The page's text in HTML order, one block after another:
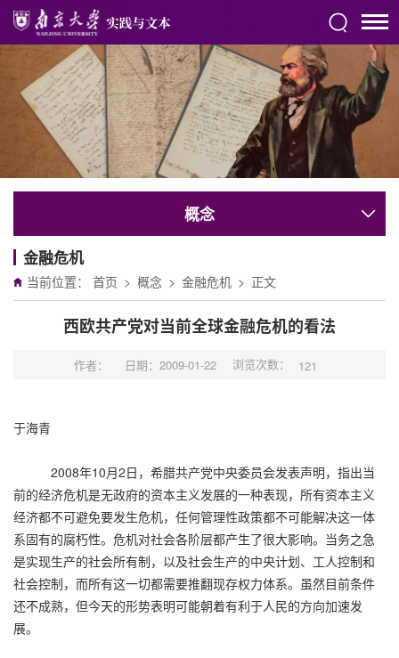
概念
金融危机
当前位置： 首页 > 概念 > 金融危机 > 正文
西欧共产党对当前全球金融危机的看法
作者： 日期：2009-01-22 浏览次数： 121
于海青
2008年10月2日，希腊共产党中央委员会发表声明，指出当
前的经济危机是无政府的资本主义发展的一种表现，所有资本主义
经济都不可避免要发生危机，任何管理性政策都不可能解决这一体
系固有的腐朽性。危机对社会各阶层都产生了很大影响。当务之急
是实现生产的社会所有制，以及社会生产的中央计划、工人控制和
社会控制，而所有这一切都需要推翻现存权力体系。虽然目前条件
还不成熟，但今天的形势表明可能朝着有利于人民的方向加速发
展。